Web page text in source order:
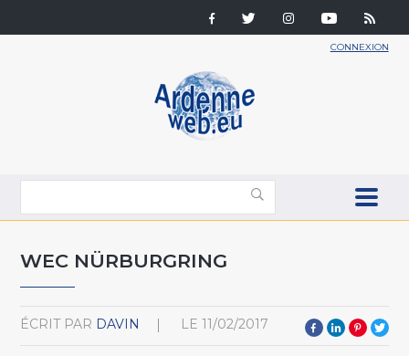
CONNEXION
WEC NÜRBURGRING
ÉCRIT PAR DAVIN LE 11/02/2017